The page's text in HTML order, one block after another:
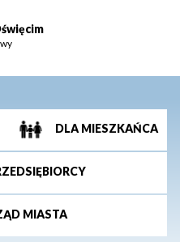
DLA MIESZKAŃCA
MIASTA